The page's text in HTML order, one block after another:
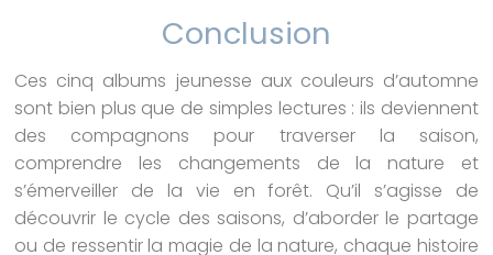
Conclusion
Ces cinq albums jeunesse aux couleurs d’automne
sont bien plus que de simples lectures : ils deviennent
des compagnons pour traverser la saison,
comprendre les changements de la nature et
s’émerveiller de la vie en forêt. Qu’il s’agisse de
découvrir le cycle des saisons, d’aborder le partage
ou de ressentir la magie de la nature, chaque histoire